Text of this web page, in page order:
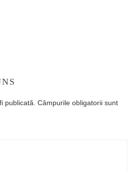
publicată. Câmpurile obligatorii sunt